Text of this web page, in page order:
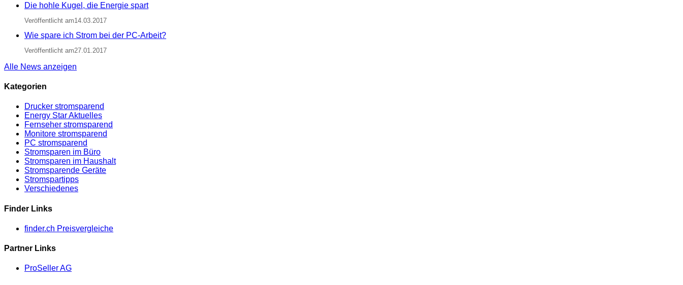
Die hohle Kugel, die Energie spart
Veröffentlicht am14.03.2017
Wie spare ich Strom bei der PC-Arbeit?
Veröffentlicht am27.01.2017
Alle News anzeigen
Kategorien
Drucker stromsparend
Energy Star Aktuelles
Fernseher stromsparend
Monitore stromsparend
PC stromsparend
Stromsparen im Büro
Stromsparen im Haushalt
Stromsparende Geräte
Stromspartipps
Verschiedenes
Finder Links
finder.ch Preisvergleiche
Partner Links
ProSeller AG